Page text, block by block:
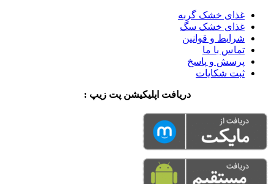
غذای خشک گربه
غذای خشک سگ
شرایط و قوانین
تماس با ما
پرسش و پاسخ
ثبت شکایات
دریافت اپلیکیشن پت زیپ :